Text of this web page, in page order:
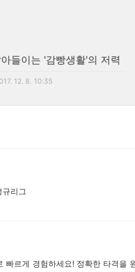
들이는 '감빵생활'의 저력
12. 8. 10:35
리그
빠르게 경험하세요! 정확한 타격을